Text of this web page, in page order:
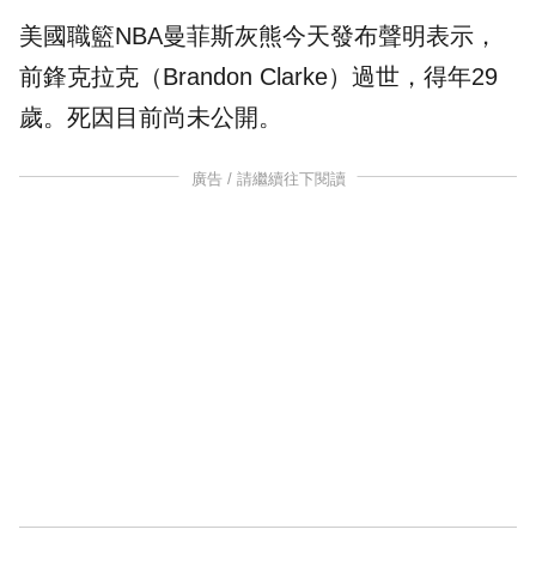
美國職籃NBA曼菲斯灰熊今天發布聲明表示，
前鋒克拉克 （Brandon Clarke） 過世 ，得年29
歲。死因目前尚未公開。
廣告 / 請繼續往下閱讀